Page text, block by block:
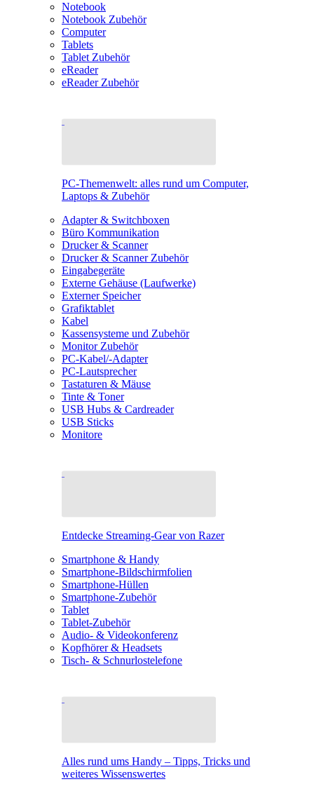
Notebook
Notebook Zubehör
Computer
Tablets
Tablet Zubehör
eReader
eReader Zubehör
PC-Themenwelt: alles rund um Computer,
Laptops & Zubehör
Adapter & Switchboxen
Büro Kommunikation
Drucker & Scanner
Drucker & Scanner Zubehör
Eingabegeräte
Externe Gehäuse (Laufwerke)
Externer Speicher
Grafiktablet
Kabel
Kassensysteme und Zubehör
Monitor Zubehör
PC-Kabel/-Adapter
PC-Lautsprecher
Tastaturen & Mäuse
Tinte & Toner
USB Hubs & Cardreader
USB Sticks
Monitore
Entdecke Streaming-Gear von Razer
Smartphone & Handy
Smartphone-Bildschirmfolien
Smartphone-Hüllen
Smartphone-Zubehör
Tablet
Tablet-Zubehör
Audio- & Videokonferenz
Kopfhörer & Headsets
Tisch- & Schnurlostelefone
Alles rund ums Handy – Tipps, Tricks und
weiteres Wissenswertes